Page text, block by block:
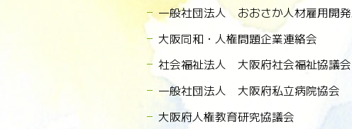
一般社団法人 おおさか人材雇用開
大阪同和・人権問題企業連絡会
社会福祉法人 大阪府社会福祉協議会
一般社団法人 大阪府私立病院協会
大阪府人権教育研究協議会